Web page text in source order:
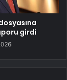
girdi